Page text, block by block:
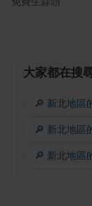
大家都在搜
🔎 新北地區
🔎 新北地區
🔎 新北地區